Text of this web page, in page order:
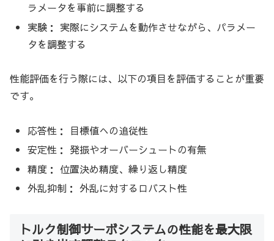
ラメータを事前に調整する
実験： 実際にシステムを動作させながら、パラメー
タを調整する
性能評価を行う際には、以下の項目を評価することが重要
です。
応答性： 目標値への追従性
安定性： 発振やオーバーシュートの有無
精度： 位置決め精度、繰り返し精度
外乱抑制： 外乱に対するロバスト性
トルク制御サーボシステムの性能を最大限